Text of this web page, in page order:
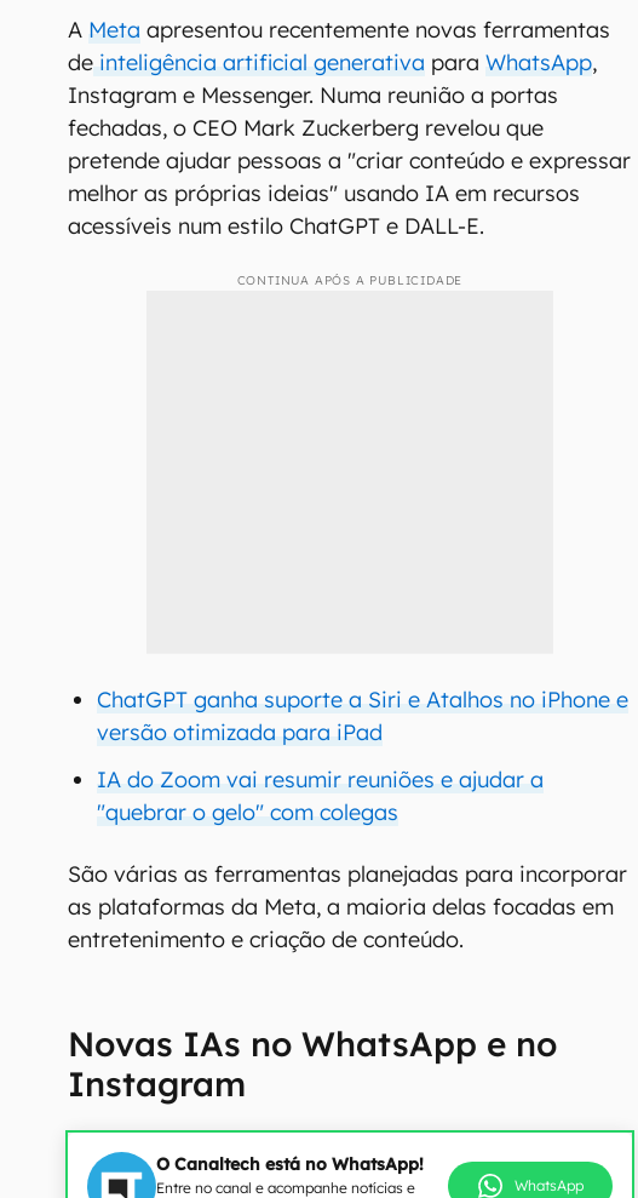
A Meta apresentou recentemente novas ferramentas
de inteligência artificial generativa paraWhatsApp,
Instagram e Messenger. Numa reunião a portas
fechadas, o CEO Mark Zuckerberg revelou que
pretende ajudar pessoas a "criar conteúdo e expressar
melhor as próprias ideias" usando IA em recursos
acessíveis num estilo ChatGPT e DALL-E.
CONTINUA APÓS A PUBLICIDADE
ChatGPT ganha suporte a Siri e Atalhos no iPhone e
versão otimizada para iPad
IA do Zoom vai resumir reuniões e ajudar a
"quebrar o gelo" com colegas
São várias as ferramentas planejadas para incorporar
as plataformas da Meta, a maioria delas focadas em
entretenimento e criação de conteúdo.
Novas IAs no WhatsApp e no
Instagram
O Canaltech está no WhatsApp!
Entre no canal e acompanhe notícias e
WhatsApp